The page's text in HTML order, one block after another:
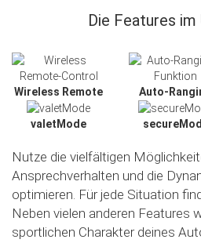
Die Features
Wireless Remote Auto-
valetMode
Nutze die vielfältigen
Ansprechverhalten und die
optimieren. Für jede Situation
Neben vielen anderen Features
sportlichen Charakter deines